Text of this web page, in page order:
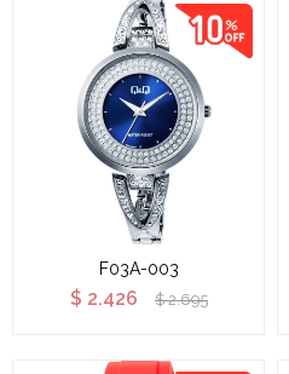
F03A-003
$ 2.426 $ 2.695